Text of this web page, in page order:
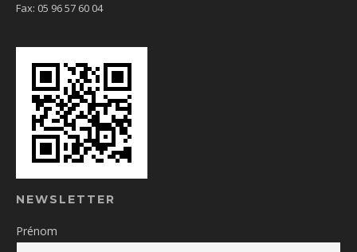
Fax: 05 96 57 60 04
NEWSLETTER
Prénom